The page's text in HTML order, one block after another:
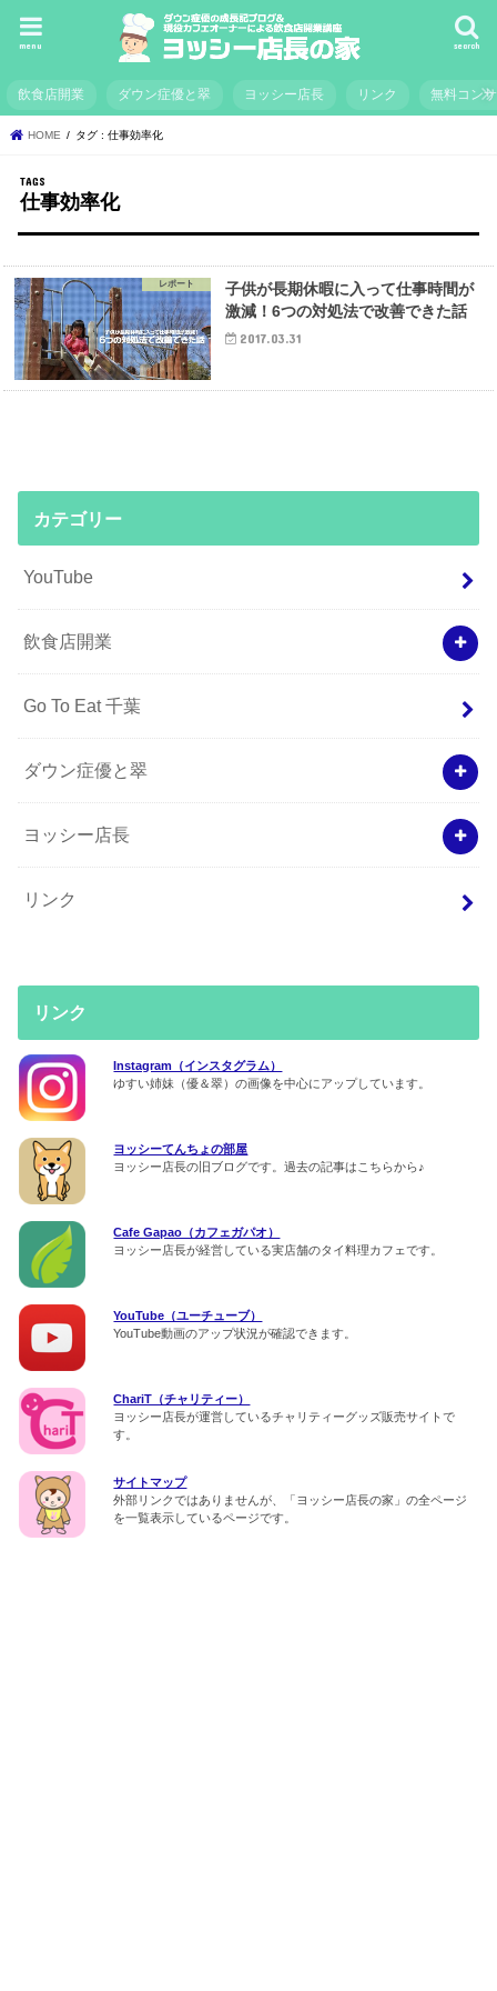
search
menu
飲食店開業 ダウン症優と翠 ヨッシー店長 リンク 無料コン
HOME タグ : 仕事効率化
仕事効率化
レポート
子供が長期休暇に入って仕事時間が
激減！6つの対処法で改善できた話
2017.03.31
カテゴリー
YouTube
飲食店開業
Go To Eat 千葉
ダウン症優と翠
ヨッシー店長
リンク
リンク
Instagram（インスタグラム）
ゆすい姉妹（優＆翠）の画像を中心にアップしています。
ヨッシーてんちょの部屋
ヨッシー店長の旧ブログです。過去の記事はこちらから♪
Cafe Gapao（カフェガパオ）
ヨッシー店長が経営している実店舗のタイ料理カフェです。
YouTube（ユーチューブ）
YouTube動画のアップ状況が確認できます。
ChariT（チャリティー）
ヨッシー店長が運営しているチャリティーグッズ販売サイトで
す。
サイトマップ
外部リンクではありませんが、「ヨッシー店長の家」の全ページ
を一覧表示しているページです。